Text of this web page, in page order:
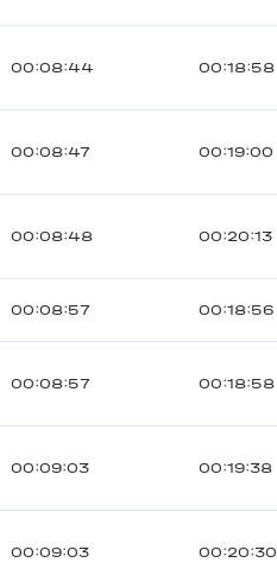
00:08:44 00:18:58
00:08:47 00:19:00
00:08:48 00:20:13
00:08:57 00:18:56
00:08:57 00:18:58
00:09:03 00:19:38
00:09:03 00:20:30